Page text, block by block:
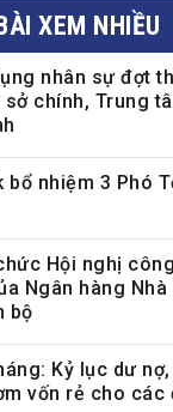
XEM NHIỀU
nhân sự đợt
chính, Trung
bổ nhiệm 3 Phó
Hội nghị
Ngân hàng Nhà
bộ
Kỷ lục dư
vốn rẻ cho các